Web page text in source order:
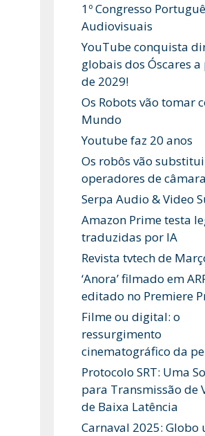
1º Congresso
Audiovisuais
YouTube conquista
globais dos Óscares
de 2029!
Os Robots vão tomar
Mundo
Youtube faz 20 anos
Os robôs vão
operadores de
Serpa Audio & Video
Amazon Prime testa
traduzidas por IA
Revista tvtech de
‘Anora’ filmado em
editado no Premiere
Filme ou digital: o
ressurgimento
cinematográfico da
Protocolo SRT: Uma
para Transmissão de
de Baixa Latência
Carnaval 2025: Globo